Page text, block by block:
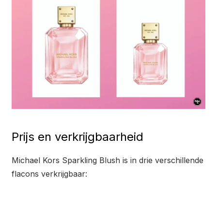
Prijs en verkrijgbaarheid
Michael Kors Sparkling Blush is in drie verschillende
flacons verkrijgbaar: